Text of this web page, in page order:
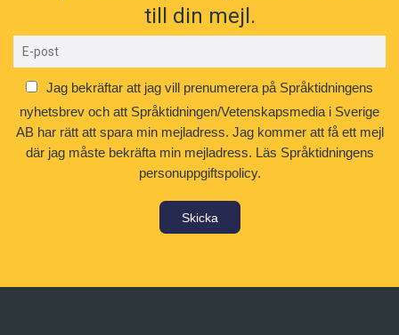
till din mejl.
Jag bekräftar att jag vill prenumerera på Språktidningens
nyhetsbrev och att Språktidningen/Vetenskapsmedia i Sverige
AB har rätt att spara min mejladress. Jag kommer att få ett mejl
där jag måste bekräfta min mejladress. Läs Språktidningens
personuppgiftspolicy.
Skicka